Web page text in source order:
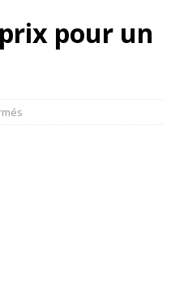
pour un